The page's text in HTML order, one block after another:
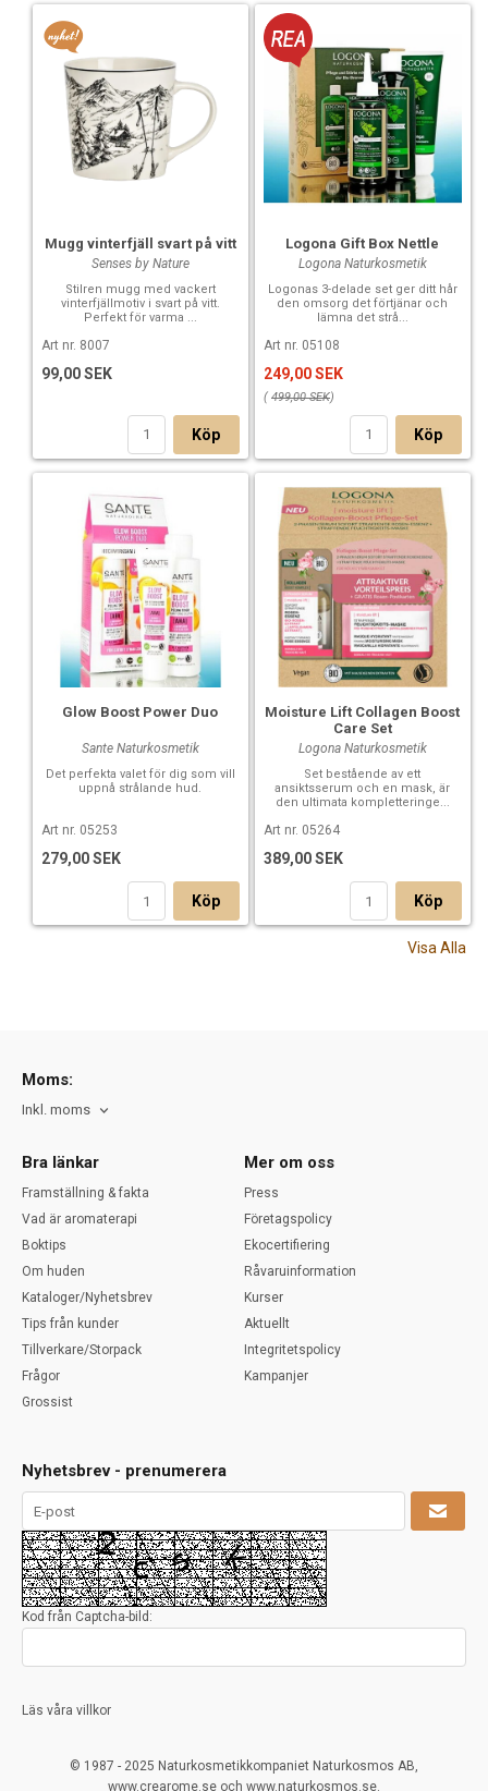
Mugg vinterfjäll svart på vitt
Senses by Nature
Stilren mugg med vackert
vinterfjällmotiv i svart på vitt.
Perfekt för varma ...
Art nr. 8007
99,00 SEK
Köp
Logona Gift Box Nettle
Logona Naturkosmetik
Logonas 3-delade set ger ditt hår
den omsorg det förtjänar och
lämna det strå...
Art nr. 05108
249,00 SEK
( 499,00 SEK)
Köp
Glow Boost Power Duo
Sante Naturkosmetik
Det perfekta valet för dig som vill
uppnå strålande hud.
Art nr. 05253
279,00 SEK
Köp
Moisture Lift Collagen Boost
Care Set
Logona Naturkosmetik
Set bestående av ett
ansiktsserum och en mask, är
den ultimata kompletteringe...
Art nr. 05264
389,00 SEK
Köp
Visa Alla
Moms:
Inkl. moms
Bra länkar
Framställning & fakta
Vad är aromaterapi
Boktips
Om huden
Kataloger/Nyhetsbrev
Tips från kunder
Tillverkare/Storpack
Frågor
Grossist
Mer om oss
Press
Företagspolicy
Ekocertifiering
Råvaruinformation
Kurser
Aktuellt
Integritetspolicy
Kampanjer
Nyhetsbrev - prenumerera
Kod från Captcha-bild:
Läs våra villkor
© 1987 - 2025 Naturkosmetikkompaniet Naturkosmos AB,
www.crearome.se och www.naturkosmos.se.